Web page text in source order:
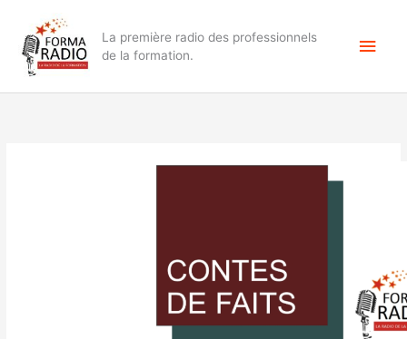
contenu
La première radio des professionnels
de la formation.